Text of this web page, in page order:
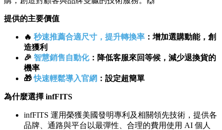
提供的主要價值
🔥 秒速推薦合適尺寸，提升轉換率 ：增加選購動能，創
造獲利
🎉 智慧銷售自動化：降低客服來回等候，減少退換貨的
機率
🎁快速輕鬆導入官網 ：設定超簡單
為什麼選擇 infFITS
infFITS 運用榮獲美國發明專利及相關領先技術，提供各
品牌、通路與平台以最彈性、合理的費用使用 AI 個人